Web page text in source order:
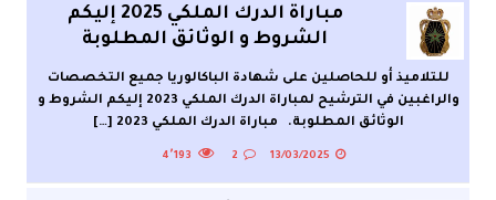
مباراة الدرك الملكي 2025 إليكم
الشروط و الوثائق المطلوبة
للتلاميذ أو للحاصلين على شهادة الباكالوريا جميع التخصصات
والراغبين في الترشيح لمباراة الدرك الملكي 2023 إليكم الشروط و
الوثائق المطلوبة. مباراة الدرك الملكي 2023
[…]
13/03/2025
2 4٬193